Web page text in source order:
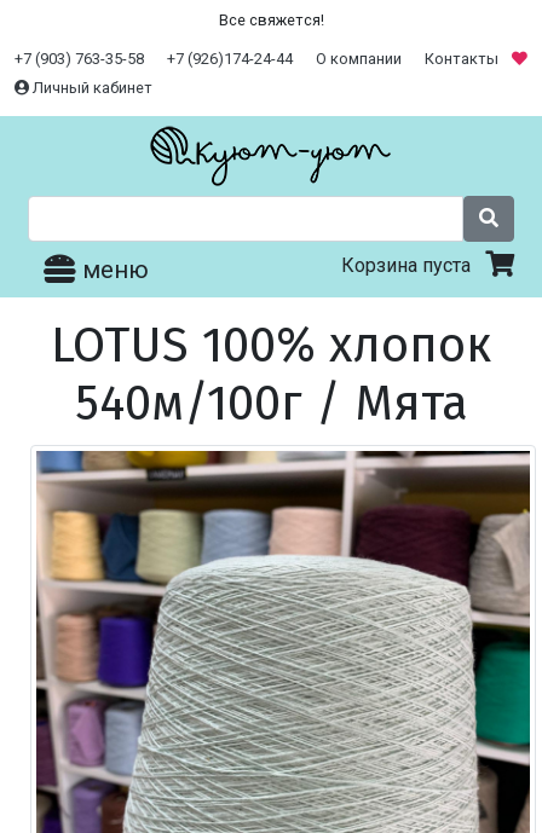
Все свяжется!
+7 (903) 763-35-58 +7 (926)174-24-44 О компании
Контакты
Личный кабинет
меню Корзина пуста
LOTUS 100% хлопок
540м/100г / Мята